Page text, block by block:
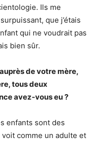
Ils me
que j’étais
qui ne voudrait pas
bien sûr.
de votre mère,
tous deux
avez-vous eu ?
enfants sont des
comme un adulte et